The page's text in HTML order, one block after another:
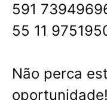
591
55 11
Não perca